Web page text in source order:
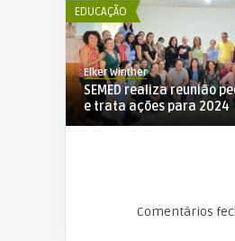
EDUCAÇÃO
Elker Winther
SEMED realiza reunião
e trata ações para 2024
Comentários